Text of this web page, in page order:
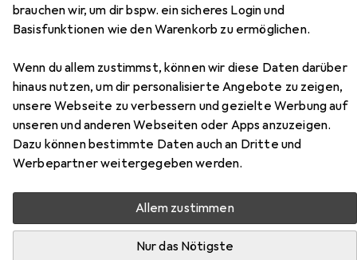
brauchen wir, um dir bspw. ein sicheres Login und
Basisfunktionen wie den Warenkorb zu ermöglichen.
Wenn du allem zustimmst, können wir diese Daten darüber
hinaus nutzen, um dir personalisierte Angebote zu zeigen,
unsere Webseite zu verbessern und gezielte Werbung auf
unseren und anderen Webseiten oder Apps anzuzeigen.
Dazu können bestimmte Daten auch an Dritte und
Werbepartner weitergegeben werden.
Allem zustimmen
Nur das Nötigste
Zubehör für Nobby Leine Mesh
Preno
Hier findest du passendes Zubehör zum Produkt Nobby
Leine Mesh Preno aus der Kategorie Halsband + Leine.